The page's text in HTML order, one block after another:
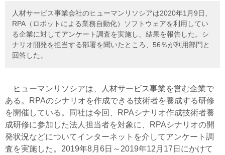
人材サービス事業会社のヒューマンリソシアは2020年1月9日、
RPA（ロボットによる業務自動化）ソフトウェアを利用してい
る企業に対してアンケート調査を実施し、結果を報告した。シ
ナリオ開発を担当する部署を聞いたところ、56％が利用部門と
回答した。
ヒューマンリソシアは、人材サービス事業を営む企業で
ある。RPAのシナリオを作成できる技術者を養成する研修
を開催している。同社は今回、RPAシナリオ作成技術者養
成研修に参加した法人担当者を対象に、RPAシナリオの開
発状況などについてインターネットを介してアンケート調
査を実施した。2019年8月6日～2019年12月17日にかけて